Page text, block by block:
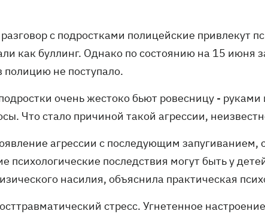
с подростками полицейские привлекут
как буллинг. Однако по состоянию на 15 июня
полицию не поступало.
очень жестоко бьют ровесницу -
Что стало причиной такой агрессии,
агрессии с последующим запугиванием,
психологические последствия могут быть у
насилия, объяснила практическая
стресс. Угнетенное